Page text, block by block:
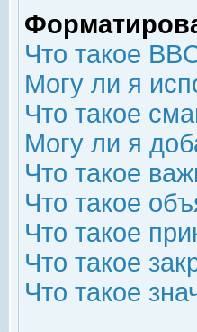
Что такое
Могу ли я
Что такое
Могу ли я
Что такое
Что такое
Что такое
Что такое
Что такое